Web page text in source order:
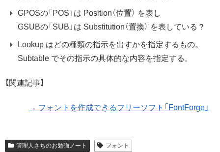
GPOSの「POS」は Position（位置） を表し
GSUBの「SUB」は Substitution（置換） を表している？
Lookup はどの種類の指示を出すかを指定するもの。
Subtable でその指示の具体的な内容を指定する。
【関連記事】
→ フォントを作成できるフリーソフト「FontForge」
管理人さちのお勉強ノート フォント